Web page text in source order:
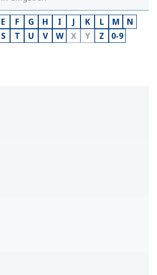
E F G H I J K L M
N
S T U V W X Y Z 0-9